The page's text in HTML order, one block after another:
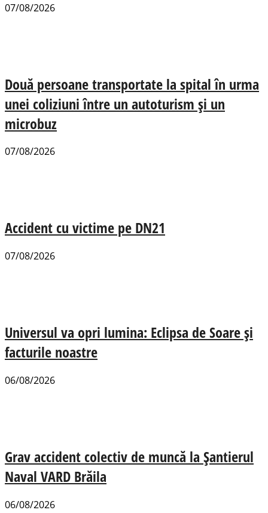
07/08/2026
Două persoane transportate la spital în urma
unei coliziuni între un autoturism și un
microbuz
07/08/2026
Accident cu victime pe DN21
07/08/2026
Universul va opri lumina: Eclipsa de Soare și
facturile noastre
06/08/2026
Grav accident colectiv de muncă la Șantierul
Naval VARD Brăila
06/08/2026